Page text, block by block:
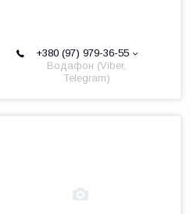
+380 (97) 979-36-55
Водафон (Viber,
Telegram)